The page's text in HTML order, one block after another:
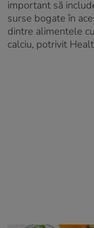
important să
surse bogate în
dintre alimentele
calciu, potrivit